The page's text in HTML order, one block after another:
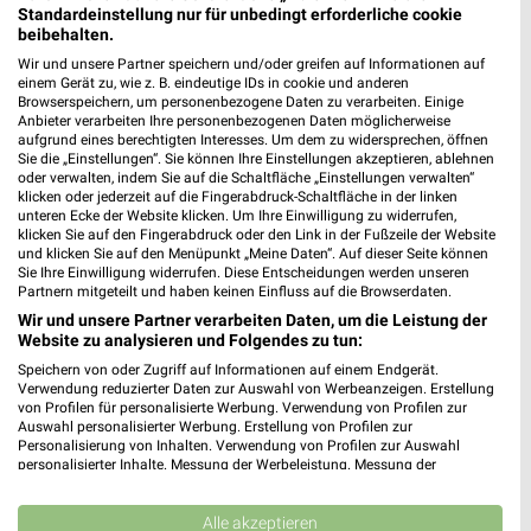
20 Prospekte
DAS FUTTERHAUS
7,8 km
Sommer Knaller
Gültig bis Sa. 08.08.
hagebaumarkt
39,1 km
Angebote ab 25.07.
Gültig bis Sa. 08.08.
Lidl Lidl
Standardeinstellung nur für unbedingt erforderliche cookie
beibehalten.
Wir und unsere Partner speichern und/oder greifen auf Informationen auf
einem Gerät zu, wie z. B. eindeutige IDs in cookie und anderen
Browserspeichern, um personenbezogene Daten zu verarbeiten. Einige
Anbieter verarbeiten Ihre personenbezogenen Daten möglicherweise
aufgrund eines berechtigten Interesses. Um dem zu widersprechen, öffnen
Sie die „Einstellungen“. Sie können Ihre Einstellungen akzeptieren, ablehnen
oder verwalten, indem Sie auf die Schaltfläche „Einstellungen verwalten“
klicken oder jederzeit auf die Fingerabdruck-Schaltfläche in der linken
unteren Ecke der Website klicken. Um Ihre Einwilligung zu widerrufen,
klicken Sie auf den Fingerabdruck oder den Link in der Fußzeile der Website
und klicken Sie auf den Menüpunkt „Meine Daten“. Auf dieser Seite können
Sie Ihre Einwilligung widerrufen. Diese Entscheidungen werden unseren
Partnern mitgeteilt und haben keinen Einfluss auf die Browserdaten.
Wir und unsere Partner verarbeiten Daten, um die Leistung der
Website zu analysieren und Folgendes zu tun:
Speichern von oder Zugriff auf Informationen auf einem Endgerät.
Verwendung reduzierter Daten zur Auswahl von Werbeanzeigen. Erstellung
von Profilen für personalisierte Werbung. Verwendung von Profilen zur
Auswahl personalisierter Werbung. Erstellung von Profilen zur
Personalisierung von Inhalten. Verwendung von Profilen zur Auswahl
personalisierter Inhalte. Messung der Werbeleistung. Messung der
Kombinationen von Daten aus verschiedenen Quellen. Entwicklung und
Verbesserung der Angebote. Verwendung reduzierter Daten zur Auswahl
Alle akzeptieren